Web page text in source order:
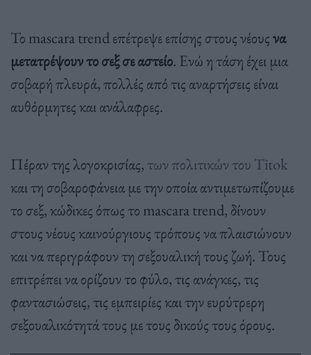
Το mascara trend επέτρεψε επίσης στους νέουςνα
μετατρέψουν το σεξ σε αστείο. Ενώ η τάση έχει μια
σοβαρή πλευρά, πολλές από τις αναρτήσεις είναι
αυθόρμητες και ανάλαφρες.
Πέραν της λογοκρισίας,των πολιτικών του Titok
και τη σοβαροφάνεια με την οποία αντιμετωπίζουμε
το σεξ, κώδικες όπως το mascara trend, δίνουν
στους νέους καινούργιους τρόπους να πλαισιώνουν
και να περιγράφουν τη σεξουαλική τους ζωή. Τους
επιτρέπει να ορίζουν το φύλο, τις ανάγκες, τις
φαντασιώσεις, τις εμπειρίες και την ευρύτρερη
σεξουαλικότητά τους με τους δικούς τους όρους.